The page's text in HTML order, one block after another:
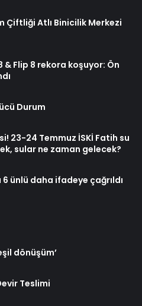
Çiftliği Atlı Binicilik Merkezi
& Flip 8 rekora koşuyor: Ön
Durum
23-24 Temmuz İSKİ Fatih su
sular ne zaman gelecek?
ünlü daha ifadeye çağrıldı
dönüşüm’
Teslimi